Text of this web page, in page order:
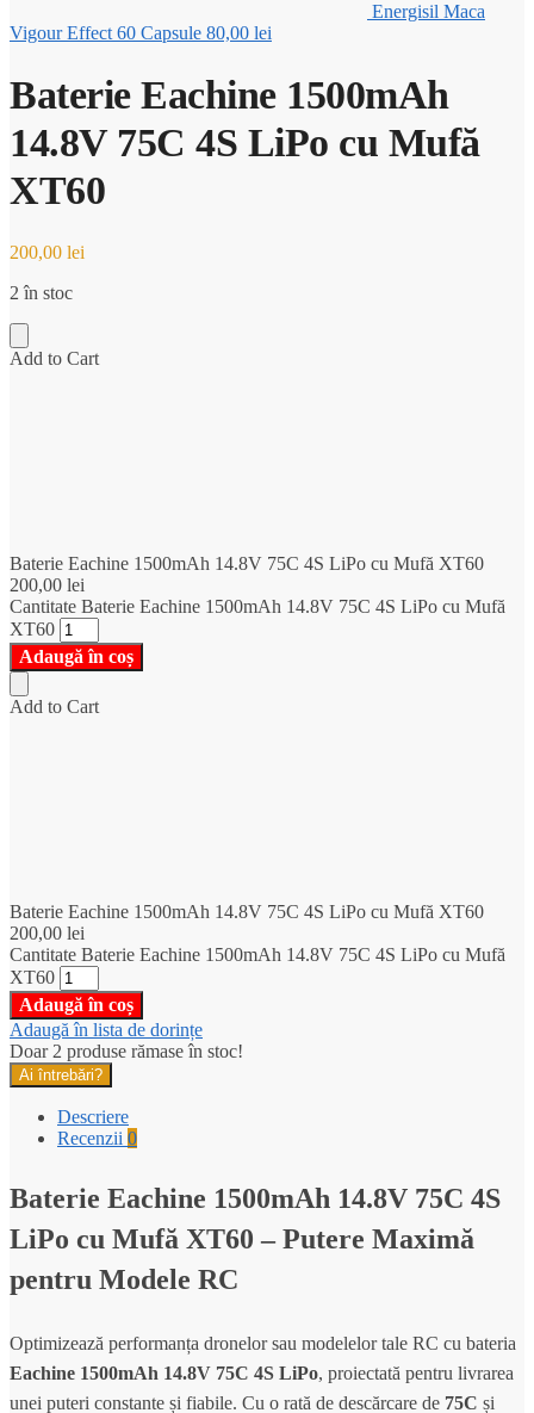
Energisil Maca
Vigour Effect 60 Capsule 80,00 lei
Baterie Eachine 1500mAh
14.8V 75C 4S LiPo cu Mufă
XT60
200,00 lei
2 în stoc
Add to Cart
Baterie Eachine 1500mAh 14.8V 75C 4S LiPo cu Mufă XT60
200,00 lei
Cantitate Baterie Eachine 1500mAh 14.8V 75C 4S LiPo cu Mufă
XT60
Adaugă în coș
Add to Cart
Baterie Eachine 1500mAh 14.8V 75C 4S LiPo cu Mufă XT60
200,00 lei
Cantitate Baterie Eachine 1500mAh 14.8V 75C 4S LiPo cu Mufă
XT60
Adaugă în coș
Adaugă în lista de dorințe
Doar 2 produse rămase în stoc!
Ai întrebări?
Descriere
Recenzii 0
Baterie Eachine 1500mAh 14.8V 75C 4S
LiPo cu Mufă XT60 – Putere Maximă
pentru Modele RC
Optimizează performanța dronelor sau modelelor tale RC cu bateria
Eachine 1500mAh 14.8V 75C 4S LiPo, proiectată pentru livrarea
unei puteri constante și fiabile. Cu o rată de descărcare de 75C și